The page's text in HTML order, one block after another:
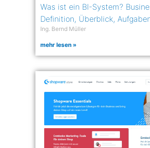
Was ist ein BI-System?
Definition, Überblick,
Ing. Bernd Müller
mehr lesen »